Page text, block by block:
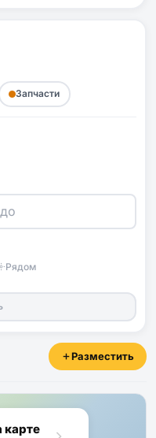
Запчасти
Рядом
Разместить
карте